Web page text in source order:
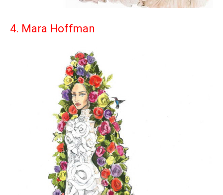
4. Mara Hoffman